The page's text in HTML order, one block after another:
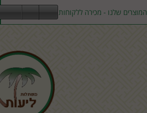
המוצרים שלנו - מכירה ללקוחות סיטונאים בלבד